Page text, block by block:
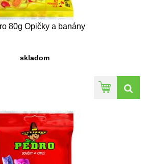
80g Opičky a banány
skladom